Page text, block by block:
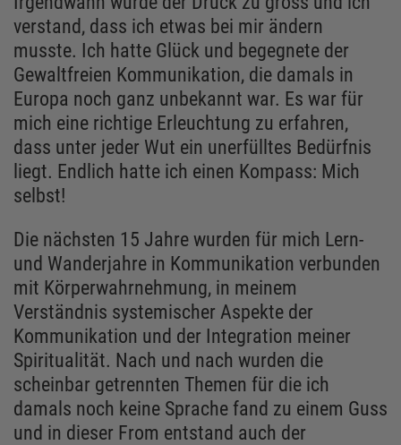
verstand, dass ich etwas bei mir ändern
musste. Ich hatte Glück und begegnete der
Gewaltfreien Kommunikation, die damals in
Europa noch ganz unbekannt war. Es war für
mich eine richtige Erleuchtung zu erfahren,
dass unter jeder Wut ein unerfülltes Bedürfnis
liegt. Endlich hatte ich einen Kompass: Mich
selbst!
Die nächsten 15 Jahre wurden für mich Lern-
und Wanderjahre in Kommunikation verbunden
mit Körperwahrnehmung, in meinem
Verständnis systemischer Aspekte der
Kommunikation und der Integration meiner
Spiritualität. Nach und nach wurden die
scheinbar getrennten Themen für die ich
damals noch keine Sprache fand zu einem Guss
und in dieser From entstand auch der